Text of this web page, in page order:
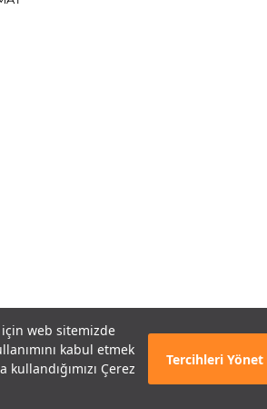
web sitemizde
kabul etmek
Çerez
Tercihleri Yönet